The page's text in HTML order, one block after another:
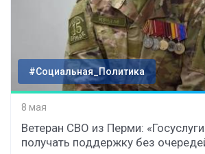
#Социальная_Политика
8 мая
Ветеран СВО из Перми:
получать поддержку без